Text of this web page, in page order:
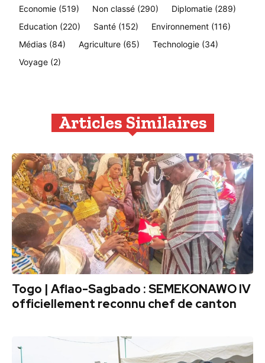
Economie (519) Non classé (290) Diplomatie (289)
Education (220) Santé (152) Environnement (116)
Médias (84) Agriculture (65) Technologie (34)
Voyage (2)
Articles Similaires
Togo | Aflao-Sagbado : SEMEKONAWO IV
officiellement reconnu chef de canton